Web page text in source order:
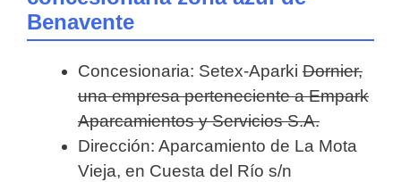
Benavente
Concesionaria: Setex-Aparki Dornier,
una empresa perteneciente a Empark
Aparcamientos y Servicios S.A.
Dirección: Aparcamiento de La Mota
Vieja, en Cuesta del Río s/n